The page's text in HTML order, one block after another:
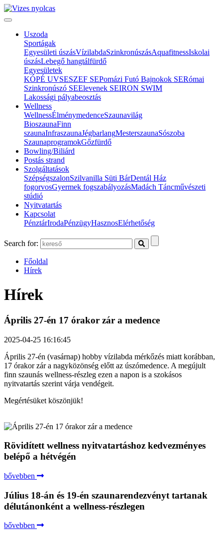
Uszoda
Sportágak
Egyesületi úszásVízilabdaSzinkronúszásAquafitnessIskolai
úszásLebegő hangtálfürdő
Egyesületek
KÓPÉ UVSESZEF SEPomázi Futó Bajnokok SERómai
Szinkronúszó SEElevenek SEIRON SWIM
Lakossági pályabeosztás
Wellness
WellnessÉlménymedenceSzaunavilág
BioszaunaFinn
szaunaInfraszaunaJégbarlangMesterszaunaSószoba
SzaunaprogramokGőzfürdő
Bowling/Biliárd
Postás strand
Szolgáltatások
SzépségszalonSzilvanilla Süti BárDentál Ház
fogorvosGyermek fogszabályozásMadách Táncművészeti
stúdió
Nyitvatartás
Kapcsolat
PénztárIrodaPénzügyHasznosElérhetőség
Search for:
Főoldal
Hírek
Hírek
Április 27-én 17 órakor zár a medence
2025-04-25 16:16:45
Április 27-én (vasárnap) hobby vízilabda mérkőzés miatt korábban,
17 órakor zár a nagyközönség előtt az úszómedence. A megújult
finn szaunás wellness-részleg ezen a napon is a szokásos
nyitvatartás szerint várja vendégeit.
Megértésüket köszönjük!
Rövidített wellness nyitvatartáshoz kedvezményes
belépő a hétvégén
bővebben
Július 18-án és 19-én szaunarendezvényt tartanak
délutánonként a wellness-részlegen
bővebben